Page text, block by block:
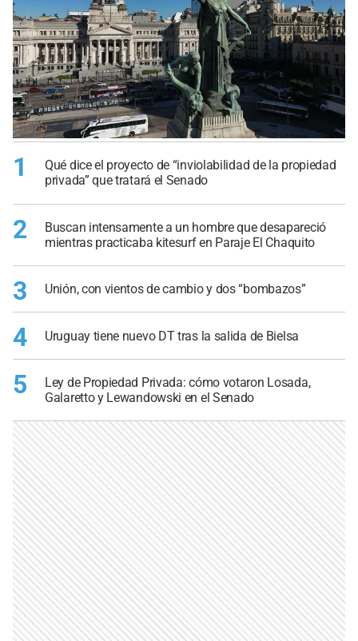
1
Qué dice el proyecto de “inviolabilidad de la propiedad
privada” que tratará el Senado
2
Buscan intensamente a un hombre que desapareció
mientras practicaba kitesurf en Paraje El Chaquito
3 Unión, con vientos de cambio y dos “bombazos”
4 Uruguay tiene nuevo DT tras la salida de Bielsa
5
Ley de Propiedad Privada: cómo votaron Losada,
Galaretto y Lewandowski en el Senado